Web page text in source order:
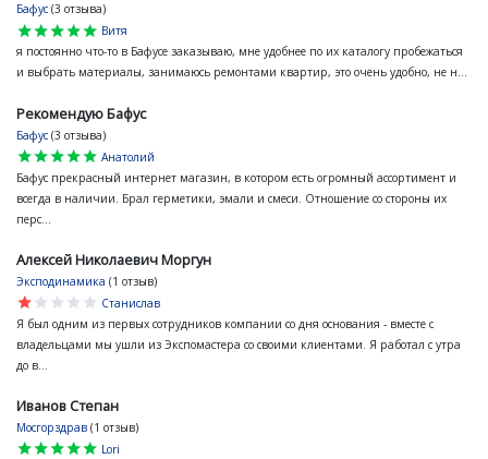
Бафус (3 отзыва)
star
star
star
star
star
Витя
я постоянно что-то в Бафусе заказываю, мне удобнее по их каталогу пробежаться
и выбрать материалы, занимаюсь ремонтами квартир, это очень удобно, не н...
Рекомендую Бафус
Бафус (3 отзыва)
star
star
star
star
star
Анатолий
Бафус прекрасный интернет магазин, в котором есть огромный ассортимент и
всегда в наличии. Брал герметики, эмали и смеси. Отношение со стороны их
перс...
Алексей Николаевич Моргун
Эксподинамика (1 отзыв)
star
star
star
star
star
Станислав
Я был одним из первых сотрудников компании со дня основания - вместе с
владельцами мы ушли из Экспомастера со своими клиентами. Я работал с утра
до в...
Иванов Степан
Мосгорздрав (1 отзыв)
star
star
star
star
star
Lori